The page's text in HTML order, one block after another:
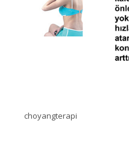
choyangterapi